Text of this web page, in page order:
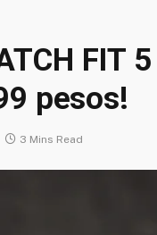
pesos!
3 Mins Read